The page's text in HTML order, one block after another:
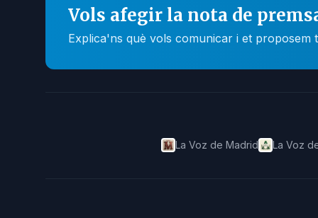
Vols afegir la nota de
Explica'ns què vols comunicar i et proposem
La Voz de Madrid La Voz